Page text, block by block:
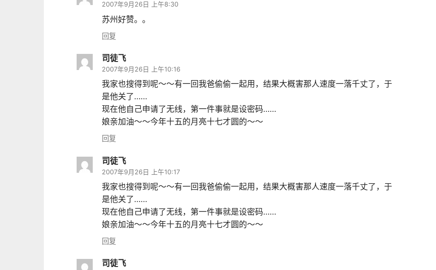
2007年9月26日 上午8:30
苏州好赞。。
回复
司徒飞
2007年9月26日 上午10:16
我家也搜得到呢～～有一回我爸偷偷一起用，结果大概害那人速度一落千丈了，于
是他关了……
现在他自己申请了无线，第一件事就是设密码……
娘亲加油～～今年十五的月亮十七才圆的～～
回复
司徒飞
2007年9月26日 上午10:17
我家也搜得到呢～～有一回我爸偷偷一起用，结果大概害那人速度一落千丈了，于
是他关了……
现在他自己申请了无线，第一件事就是设密码……
娘亲加油～～今年十五的月亮十七才圆的～～
回复
司徒飞